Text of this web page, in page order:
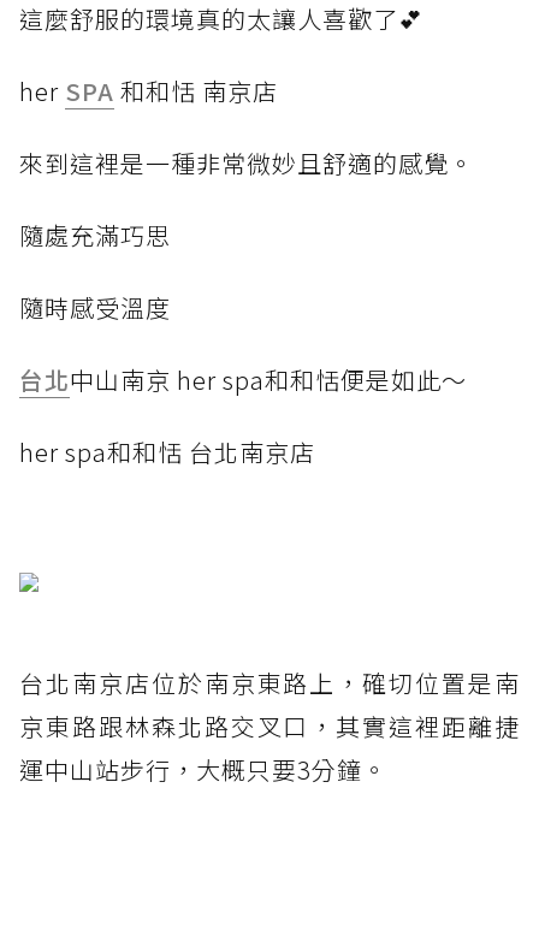
這麼舒服的環境真的太讓人喜歡了💕
her SPA 和和恬 南京店
來到這裡是一種非常微妙且舒適的感覺。
隨處充滿巧思
隨時感受溫度
台北中山南京 her spa和和恬便是如此～
her spa和和恬 台北南京店
台北南京店位於南京東路上，確切位置是南
京東路跟林森北路交叉口，其實這裡距離捷
運中山站步行，大概只要3分鐘。